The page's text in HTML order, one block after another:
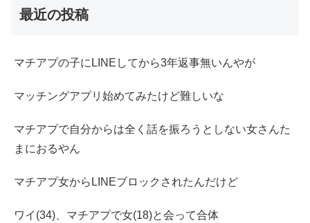
最近の投稿
マチアプの子にLINEしてから3年返事無いんやが
マッチングアプリ始めてみたけど難しいな
マチアプで自分からは全く話を振ろうとしない女さんた
まにおるやん
マチアプ女からLINEブロックされたんだけど
ワイ(34)、マチアプで女(18)と会って合体